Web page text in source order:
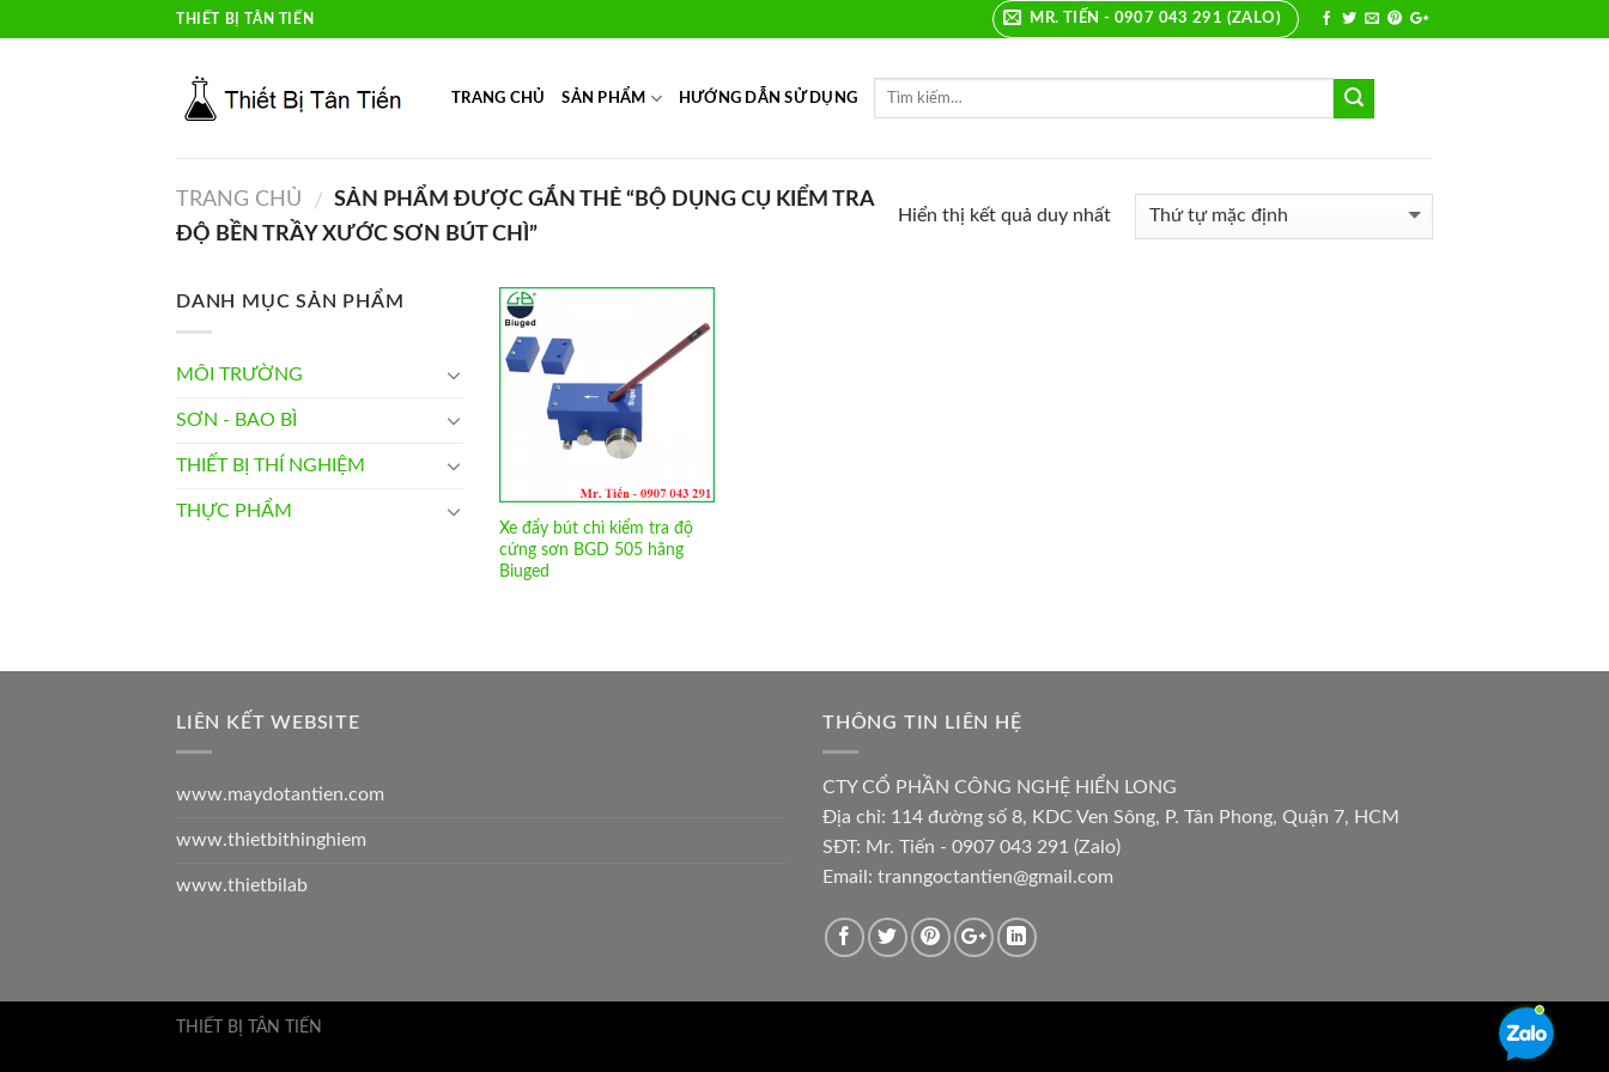
to
THIẾT BỊ TÂN TIẾN MR. TIẾN - 0907 043 291 (ZALO)
TRANG CHỦ SẢN PHẨM HƯỚNG DẪN SỬ DỤNG
TRANG CHỦ / SẢN PHẨM ĐƯỢC GẮN THẺ “BỘ DỤNG CỤ KIỂM TRA
ĐỘ BỀN TRẦY XƯỚC SƠN BÚT CHÌ”
Hiển thị kết quả duy nhất
DANH MỤC SẢN PHẨM
MÔI TRƯỜNG
SƠN - BAO BÌ
THIẾT BỊ THÍ NGHIỆM
THỰC PHẨM
Add to
Wishlist
Xe đẩy bút chì kiểm tra độ
cứng sơn BGD 505 hãng
Biuged
LIÊN KẾT WEBSITE
www.maydotantien.com
www.thietbithinghiem
www.thietbilab
THÔNG TIN LIÊN HỆ
CTY CỔ PHẦN CÔNG NGHỆ HIỂN LONG
Địa chỉ: 114 đường số 8, KDC Ven Sông, P. Tân Phong, Quận 7, HCM
SĐT: Mr. Tiến - 0907 043 291 (Zalo)
Email: tranngoctantien@gmail.com
THIẾT BỊ TÂN TIẾN